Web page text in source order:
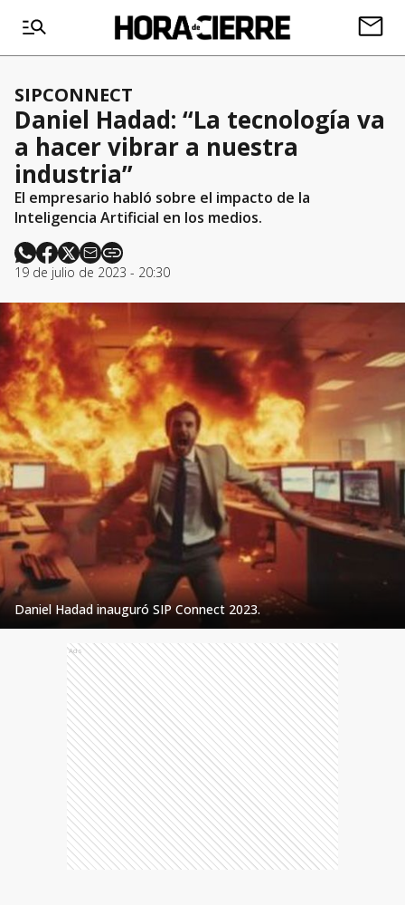
SIPCONNECT
Daniel Hadad: “La tecnología va
a hacer vibrar a nuestra
industria”
El empresario habló sobre el impacto de la
Inteligencia Artificial en los medios.
19 de julio de 2023 - 20:30
Daniel Hadad inauguró SIP Connect 2023.
Ads